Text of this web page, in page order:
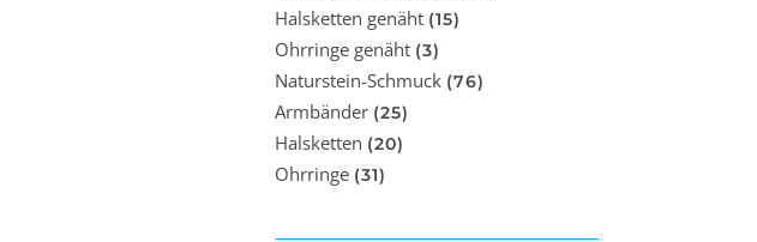
Halsketten genäht (15)
Ohrringe genäht (3)
Naturstein-Schmuck (76)
Armbänder (25)
Halsketten (20)
Ohrringe (31)